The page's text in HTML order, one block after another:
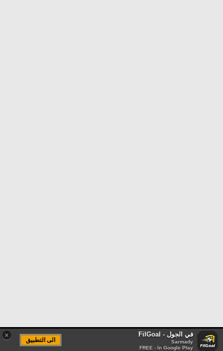
× في الجول - FilGoal
Sarmady
FREE - In Google Play
الى التطبيق